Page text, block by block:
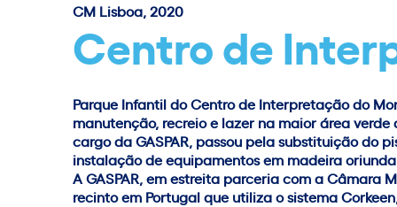
CM Lisboa, 2020
Centro de
Parque Infantil do Centro de Interpretação do
manutenção, recreio e lazer na maior área
cargo da GASPAR, passou pela substituição do
instalação de equipamentos em madeira
A GASPAR, em estreita parceria com a
recinto em Portugal que utiliza o sistema